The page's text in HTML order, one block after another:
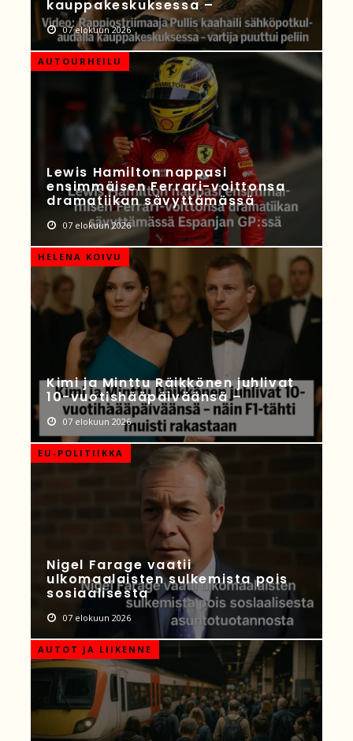
kauppakeskuksessa –
07 elokuun 2026
AUTOURHEILU
Lewis Hamilton nappasi
ensimmäisen Ferrari-voittonsa
dramatiikan sävyttämässä
07 elokuun 2026
HELENA KOIVU
Kimi ja Minttu Räikkönen juhlivat
10-vuotishääpäiväänsä –
07 elokuun 2026
EU-POLITIIKKA
Nigel Farage vaatii
ulkomaalaisten sulkemista pois
sosiaalisesta
07 elokuun 2026
AUTOT JA LIIKENNE